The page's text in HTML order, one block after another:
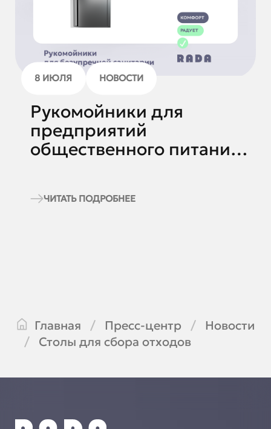
8 ИЮЛЯ НОВОСТИ
Рукомойники для
предприятий
общественного питания и
ЧИТАТЬ ПОДРОБНЕЕ
Главная Пресс-центр
Новости
Столы для сбора отходов